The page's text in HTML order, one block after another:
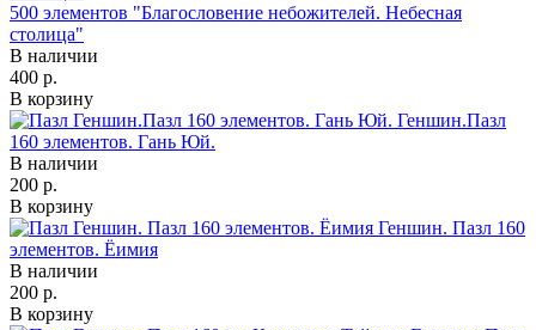
500 элементов "Благословение небожителей. Небесная
столица"
В наличии
400 р.
В корзину
Геншин.Пазл
160 элементов. Гань Юй.
В наличии
200 р.
В корзину
Геншин. Пазл 160
элементов. Ёимия
В наличии
200 р.
В корзину